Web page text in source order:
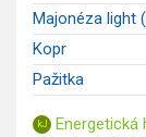
Majonéza light
Kopr
Pažitka
Energetická